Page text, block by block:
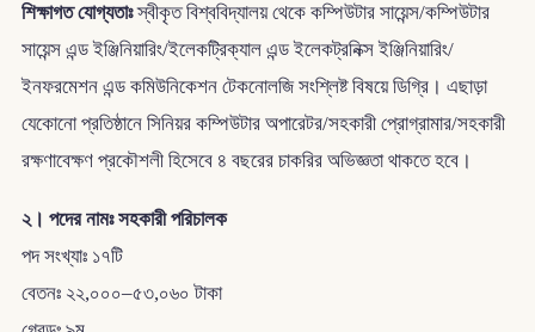
শিক্ষাগত যোগ্যতাঃস্বীকৃত বিশ্ববিদ্যালয় থেকে কম্পিউটার সায়েন্স/কম্পিউটার
সায়েন্স এন্ড ইঞ্জিনিয়ারিং/ইলেকট্রিক্যাল এন্ড ইলেকট্রনিক্স ইঞ্জিনিয়ারিং/
ইনফরমেশন এন্ড কমিউনিকেশন টেকনোলজি সংশ্লিষ্ট বিষয়ে ডিগ্রি। এছাড়া
যেকোনো প্রতিষ্ঠানে সিনিয়র কম্পিউটার অপারেটর/সহকারী প্রোগ্রামার/সহকারী
রক্ষণাবেক্ষণ প্রকৌশলী হিসেবে ৪ বছরের চাকরির অভিজ্ঞতা থাকতে হবে।
২। পদের নামঃ সহকারী পরিচালক
পদ সংখ্যাঃ ১৭টি
বেতনঃ ২২,০০০–৫৩,০৬০ টাকা